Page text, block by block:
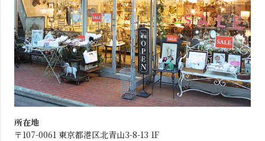
所在地
〒107-0061 東京都港区北青山3-8-13 1F